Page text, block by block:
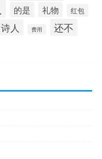
的是 礼物 红包
诗人 费用 还不